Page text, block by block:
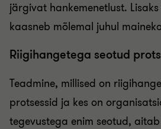
järgivat hankemenetlust.
kaasneb mõlemal juhul
Riigihangetega seotud
Teadmine, millised on
protsessid ja kes on
tegevustega enim seotud,